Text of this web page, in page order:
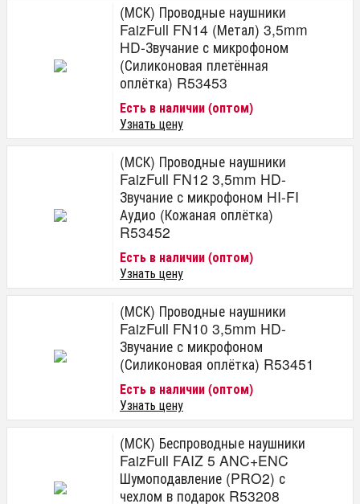
(МСК) Проводные наушники
FaizFull FN14 (Метал) 3,5mm
HD-Звучание с микрофоном
(Силиконовая плетённая
оплётка) R53453
Есть в наличии (оптом)
Узнать цену
(МСК) Проводные наушники
FaizFull FN12 3,5mm HD-
Звучание с микрофоном HI-FI
Аудио (Кожаная оплётка)
R53452
Есть в наличии (оптом)
Узнать цену
(МСК) Проводные наушники
FaizFull FN10 3,5mm HD-
Звучание с микрофоном
(Силиконовая оплётка) R53451
Есть в наличии (оптом)
Узнать цену
(МСК) Беспроводные наушники
FaizFull FAIZ 5 ANC+ENC
Шумоподавление (PRO2) с
чехлом в подарок R53208